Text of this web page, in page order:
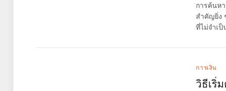
การค้นห
สำคัญยิ่ง
ที่ไม่จำเ
การเงิน
วิธีเริ่